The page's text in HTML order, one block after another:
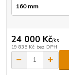
24 000 Kč/ks
19 835 Kč bez DPH